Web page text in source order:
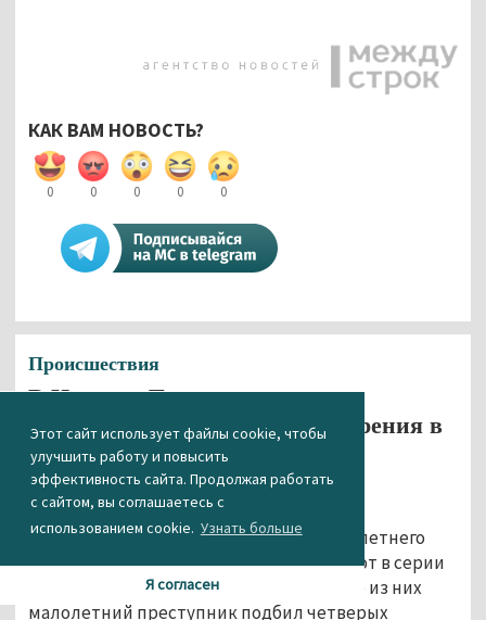
Этот сайт использует файлы cookie, чтобы
улучшить работу и повысить
эффективность сайта. Продолжая работать
с сайтом, вы соглашаетесь с
использованием cookie. Узнать больше
Я согласен
КАК ВАМ НОВОСТЬ?
0 0 0 0 0
Происшествия
В Нижнем Тагиле школьники
ограбили мужчину из-за подозрения в
наркомании
02.11.2015 13:11
Полиция Нижнего Тагила задержала 17-летнего
старшеклассника, которого подозревают в серии
имущественных преступлений. На одно из них
малолетний преступник подбил четверых